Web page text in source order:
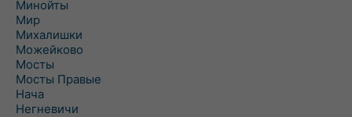
Минойты
Мир
Михалишки
Можейково
Мосты
Мосты Правые
Нача
Негневичи